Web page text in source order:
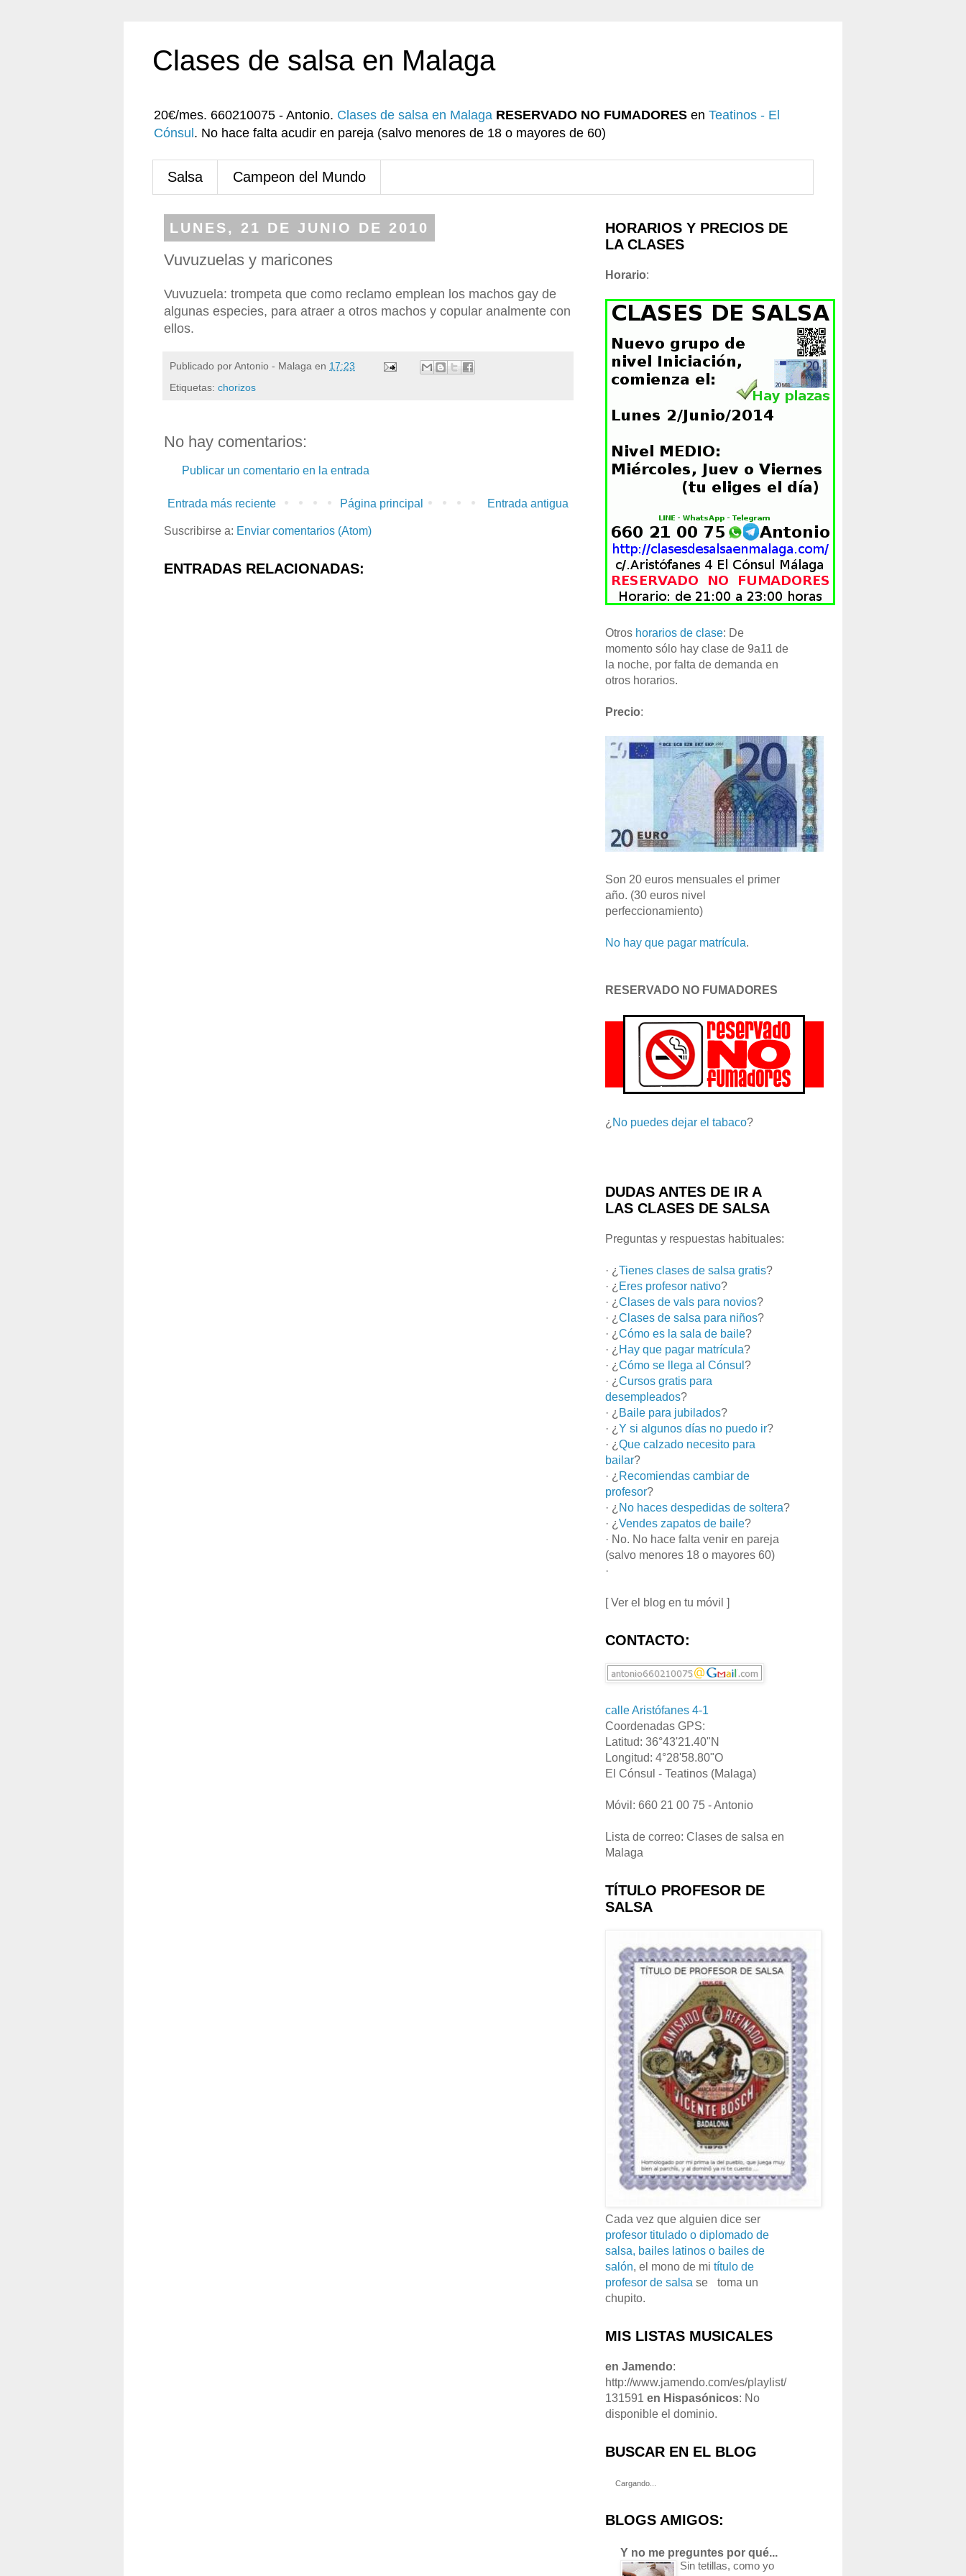
Clases de salsa en Malaga
20€/mes. 660210075 - Antonio. Clases de salsa en Malaga RESERVADO NO FUMADORES en Teatinos - El
Cónsul . No hace falta acudir en pareja (salvo menores de 18 o mayores de 60)
Salsa Campeon del Mundo
LUNES, 21 DE JUNIO DE 2010
Vuvuzuelas y maricones
Vuvuzuela: trompeta que como reclamo emplean los machos gay de
algunas especies, para atraer a otros machos y copular analmente con
ellos.
Publicado porAntonio - Malaga en 17:23
Etiquetas: chorizos
No hay comentarios:
Publicar un comentario en la entrada
Entrada más reciente Entrada antigua
Página principal
Suscribirse a: Enviar comentarios (Atom)
ENTRADAS RELACIONADAS:
HORARIOS Y PRECIOS DE
LA CLASES
Horario:
Otros horarios de clase: De
momento sólo hay clase de 9a11 de
la noche, por falta de demanda en
otros horarios.
Precio:
Son 20 euros mensuales el primer
año. (30 euros nivel
perfeccionamiento)
No hay que pagar matrícula.
RESERVADO NO FUMADORES
¿ No puedes dejar el tabaco?
DUDAS ANTES DE IR A
LAS CLASES DE SALSA
Preguntas y respuestas habituales:
· ¿ Tienes clases de salsa gratis?
· ¿ Eres profesor nativo?
· ¿ Clases de vals para novios?
· ¿ Clases de salsa para niños?
· ¿ Cómo es la sala de baile?
· ¿ Hay que pagar matrícula?
· ¿ Cómo se llega al Cónsul ?
· ¿ Cursos gratis para
desempleados?
· ¿ Baile para jubilados?
· ¿ Y si algunos días no puedo ir?
· ¿ Que calzado necesito para
bailar?
· ¿ Recomiendas cambiar de
profesor?
· ¿ No haces despedidas de soltera?
· ¿ Vendes zapatos de baile?
· No. No hace falta venir en pareja
(salvo menores 18 o mayores 60)
·
[ Ver el blog en tu móvil ]
CONTACTO:
calle Aristófanes 4-1
Coordenadas GPS:
Latitud: 36°43'21.40"N
Longitud: 4°28'58.80"O
El Cónsul - Teatinos (Malaga)
Móvil: 660 21 00 75 - Antonio
Lista de correo: Clases de salsa en
Malaga
TÍTULO PROFESOR DE
SALSA
Cada vez que alguien dice ser
profesor titulado o diplomado de
salsa, bailes latinos o bailes de
salón, el mono de mi título de
profesor de salsa se
toma un
chupito.
MIS LISTAS MUSICALES
en Jamendo:
http://www.jamendo.com/es/playlist/
131591 en Hispasónicos: No
disponible el dominio.
BUSCAR EN EL BLOG
Cargando...
BLOGS AMIGOS:
Y no me preguntes por qué...
Sin tetillas, como yo